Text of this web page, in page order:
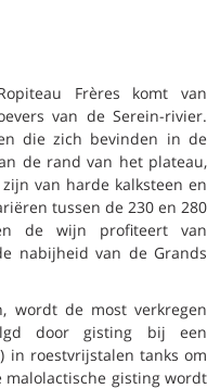
Frères komt van
van de Serein-rivier.
die zich bevinden in de
de rand van het plateau,
van harde kalksteen en
tussen de 230 en 280
de wijn profiteert van
nabijheid van de Grands
wordt de most verkregen
door gisting bij een
in roestvrijstalen tanks om
malolactische gisting wordt